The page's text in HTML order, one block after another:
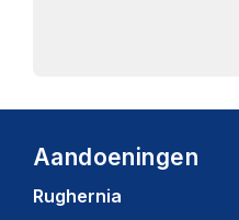
Aandoeningen
Rughernia